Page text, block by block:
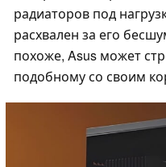
радиаторов под
расхвален за его
похоже, Asus может
подобному со своим